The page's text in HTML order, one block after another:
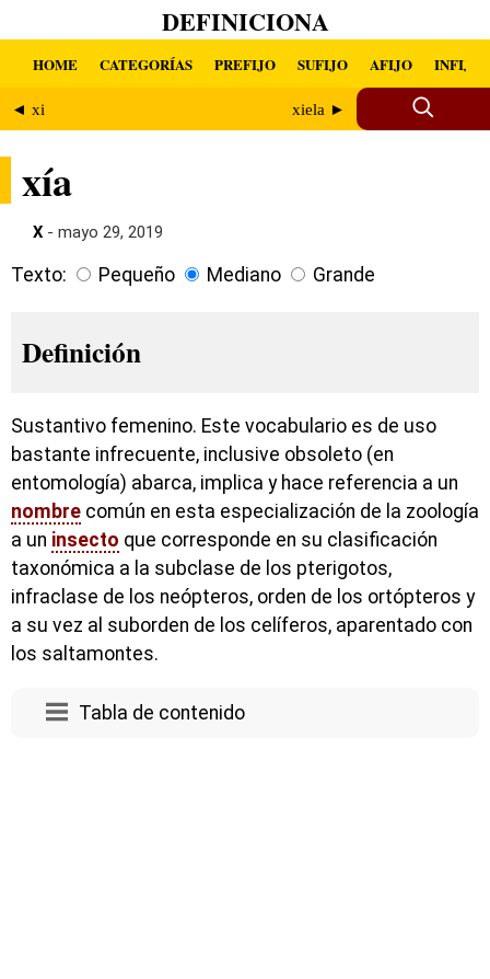
DEFINICIONA
HOME CATEGORÍAS PREFIJO SUFIJO AFIJO INFIJO
◄ xi xiela ►
xía
X - mayo 29, 2019
Texto: Pequeño Mediano Grande
Definición
Sustantivo femenino. Este vocabulario es de uso
bastante infrecuente, inclusive obsoleto (en
entomología) abarca, implica y hace referencia a un
nombre común en esta especialización de la zoología
a un insecto que corresponde en su clasificación
taxonómica a la subclase de los pterigotos,
infraclase de los neópteros, orden de los ortópteros y
a su vez al suborden de los celíferos, aparentado con
los saltamontes.
Tabla de contenido